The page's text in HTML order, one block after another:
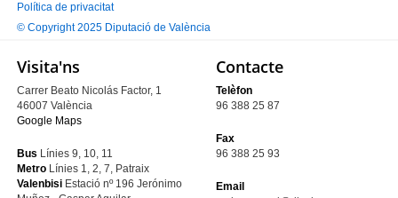
PIE
SECUNDARIO
Política de privacitat
© Copyright 2025 Diputació de València
Visita'ns
Carrer Beato Nicolás Factor, 1
46007 València
Google Maps
Bus Línies 9, 10, 11
Metro Línies 1, 2, 7, Patraix
Valenbisi Estació nº 196 Jerónimo
Contacte
Telèfon
96 388 25 87
Fax
96 388 25 93
Email